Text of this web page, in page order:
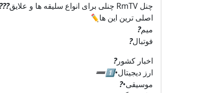
چنل RmTV چنلی برای انواع سلیقه ها و علایق
?
?
اصلی ترین این ها✏️
میم?
فوتبال?
اخبار کشور?
ارز دیجیتال•1️⃣
➖
موسیقی•?